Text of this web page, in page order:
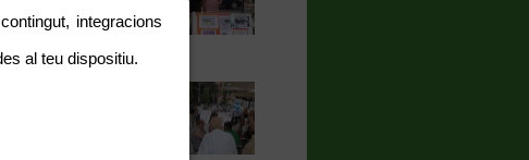
integracions
al teu dispositiu.